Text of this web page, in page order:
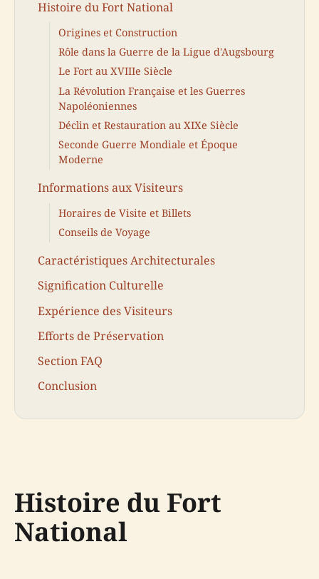
Histoire du Fort National
Origines et Construction
Rôle dans la Guerre de la Ligue d'Augsbourg
Le Fort au XVIIIe Siècle
La Révolution Française et les Guerres
Napoléoniennes
Déclin et Restauration au XIXe Siècle
Seconde Guerre Mondiale et Époque
Moderne
Informations aux Visiteurs
Horaires de Visite et Billets
Conseils de Voyage
Caractéristiques Architecturales
Signification Culturelle
Expérience des Visiteurs
Efforts de Préservation
Section FAQ
Conclusion
Histoire du Fort
National